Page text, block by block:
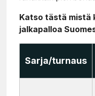
Katso tästä mistä
jalkapalloa
Sarja/turnaus